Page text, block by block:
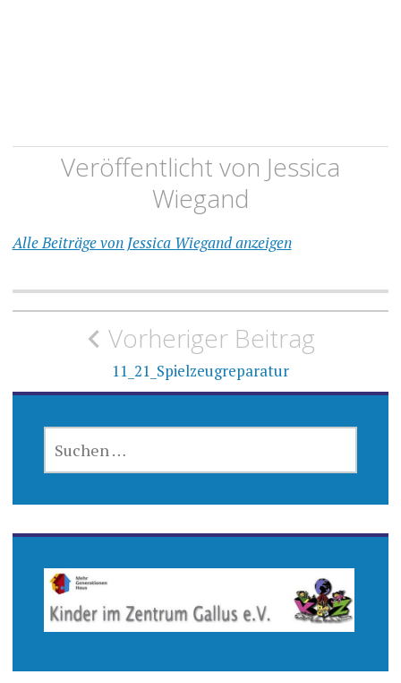
Veröffentlicht von Jessica
Wiegand
Alle Beiträge von Jessica Wiegand anzeigen
Beitragsnavigation
Vorheriger Beitrag
11_21_Spielzeugreparatur
NACH: